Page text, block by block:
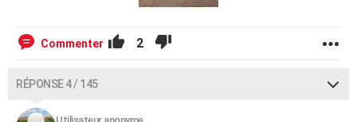
Commenter 2
RÉPONSE 4 / 145